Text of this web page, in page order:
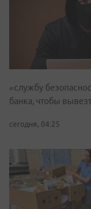
«службу
банка, чтобы
сегодня, 04:25